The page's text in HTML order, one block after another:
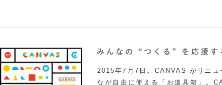
2015年7月7日。CANVAS がリニュ
なが自由に使える「お道具箱」。